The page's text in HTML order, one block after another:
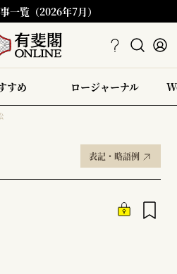
一覧（2026年7月）
すめ ロージャーナル
表記・略語例